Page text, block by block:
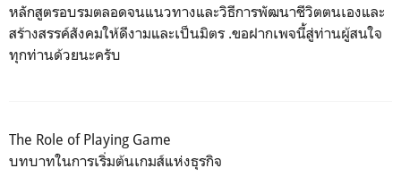
หลักสูตรอบรมตลอดจนแนวทางและวิธีการพัฒนาชีวิตตนเองและ
สร้างสรรค์สังคมให้ดีงามและเป็นมิตร​ .ขอฝากเพจนี้สู่ท่านผู้สนใจ
ทุกท่านด้วยนะครับ
The Role of Playing Game
บทบาทในการเริ่มต้นเกมส์แห่งธุรกิจ